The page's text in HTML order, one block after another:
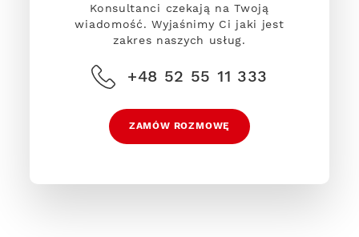
Konsultanci czekają na Twoją
wiadomość. Wyjaśnimy Ci jaki jest
zakres naszych usług.
+48 52 55 11 333
ZAMÓW ROZMOWĘ